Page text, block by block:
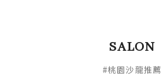
SALON
#桃園沙龍推薦